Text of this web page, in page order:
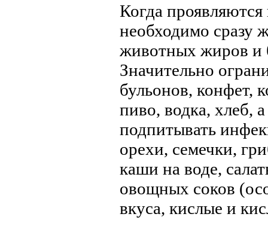
Когда
необходимо сразу
животных жиров и
Значительно
бульонов, конфет,
пиво, водка, хлеб,
подпитывать
орехи, семечки,
каши на воде,
овощных соков
вкуса, кислые и